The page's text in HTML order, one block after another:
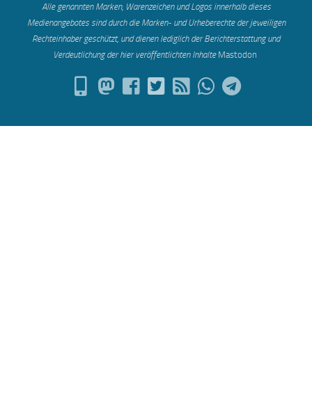
Alle genannten Marken, Warenzeichen und Logos innerhalb dieses
Medienangebotes sind durch die Marken- und Urheberechte der jeweiligen
Rechteinhaber geschützt, und dienen lediglich der Berichterstattung und
Verdeutlichung der hier veröffentlichten Inhalte Mastodon